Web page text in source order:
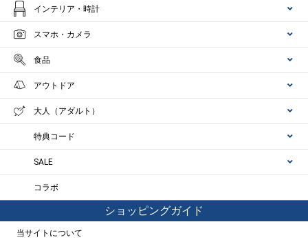
インテリア・時計
スマホ・カメラ
食品
アウトドア
大人（アダルト）
特典コード
SALE
コラボ
ショッピングガイド
当サイトについて